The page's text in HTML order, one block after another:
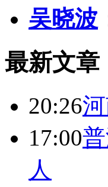
吴晓波
最新文章
20:26
17:00
人